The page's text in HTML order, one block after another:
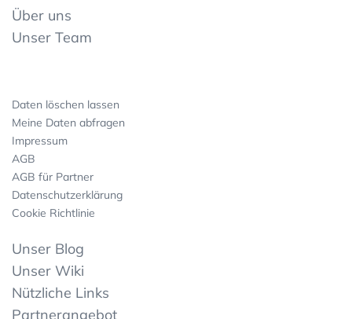
Über uns
Unser Team
Daten löschen lassen
Meine Daten abfragen
Impressum
AGB
AGB für Partner
Datenschutzerklärung
Cookie Richtlinie
Unser Blog
Unser Wiki
Nützliche Links
Partnerangebot